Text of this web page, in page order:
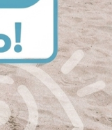
Té Verde
Té verde Zen Superior